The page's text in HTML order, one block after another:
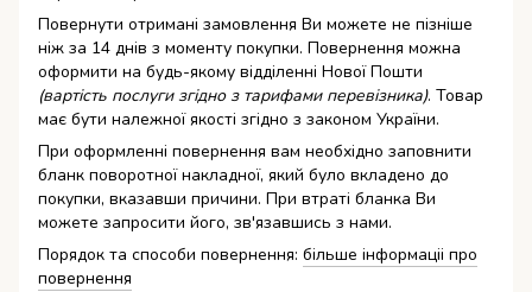
Повернути отримані замовлення Ви можете не пізніше
ніж за 14 днів з моменту покупки. Повернення можна
оформити на будь-якому відділенні Нової Пошти
(вартість послуги згідно з тарифами перевізника). Товар
має бути належної якості згідно з законом України.
При оформленні повернення вам необхідно заповнити
бланк поворотної накладної, який було вкладено до
покупки, вказавши причини. При втраті бланка Ви
можете запросити його, зв'язавшись з нами.
Порядок та способи повернення: більше інформаціі про
повернення